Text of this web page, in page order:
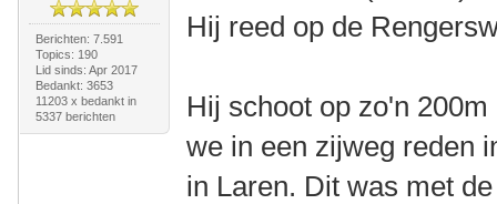
Berichten: 7.591
Topics: 190
Lid sinds: Apr 2017
Bedankt: 3653
11203 x bedankt in
5337 berichten
Hij reed op de
Hij schoot op zo'n
we in een zijweg reden
in Laren. Dit was met